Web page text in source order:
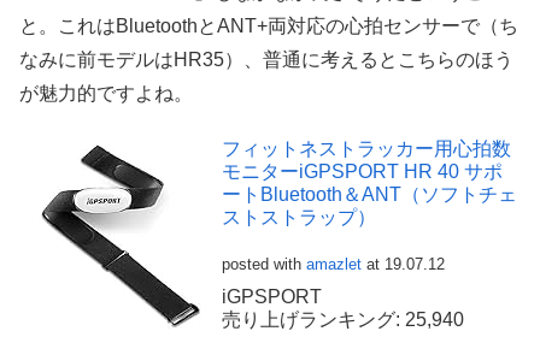
と。これはBluetoothとANT+両対応の心拍センサーで（ち
なみに前モデルはHR35）、普通に考えるとこちらのほう
が魅力的ですよね。
フィットネストラッカー用心拍数
モニターiGPSPORT HR 40 サポ
ートBluetooth＆ANT（ソフトチェ
ストストラップ）
posted with amazlet at 19.07.12
iGPSPORT
売り上げランキング: 25,940